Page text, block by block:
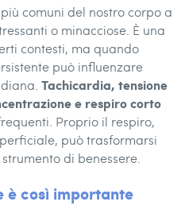
comuni del nostro corpo a
o minacciose. È una
contesti, ma quando
può influenzare
Tachicardia, tensione
e respiro corto
Proprio il respiro,
può trasformarsi
di benessere.
è così importante